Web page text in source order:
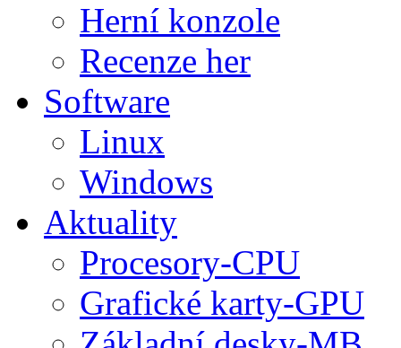
Herní konzole
Recenze her
Software
Linux
Windows
Aktuality
Procesory-CPU
Grafické karty-GPU